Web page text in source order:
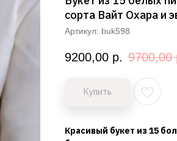
сорта Вайт Охара и
Артикул: buk598
9200,00 р. 9700,00
Купить
Красивый букет из 15